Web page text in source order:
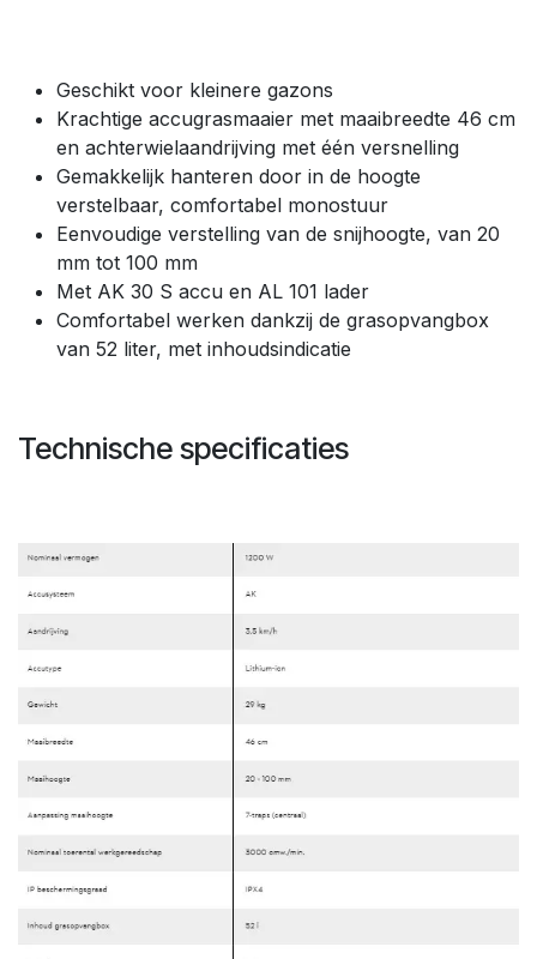
Geschikt voor kleinere gazons
Krachtige accugrasmaaier met maaibreedte 46 cm
en achterwielaandrijving met één versnelling
Gemakkelijk hanteren door in de hoogte
verstelbaar, comfortabel monostuur
Eenvoudige verstelling van de snijhoogte, van 20
mm tot 100 mm
Met AK 30 S accu en AL 101 lader
Comfortabel werken dankzij de grasopvangbox
van 52 liter, met inhoudsindicatie
Technische specificaties